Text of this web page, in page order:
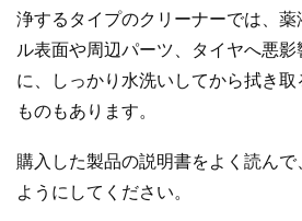
浄するタイプのクリーナーでは、
ル表面や周辺パーツ、タイヤへ悪
に、しっかり水洗いしてから拭き
ものもあります。
購入した製品の説明書をよく読ん
ようにしてください。